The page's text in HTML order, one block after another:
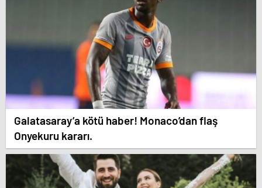
Galatasaray’a kötü haber! Monaco’dan flaş
Onyekuru kararı.